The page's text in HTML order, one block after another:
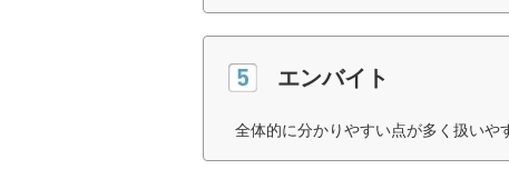
エンバイト
全体的に分かりやすい点が多く扱いや